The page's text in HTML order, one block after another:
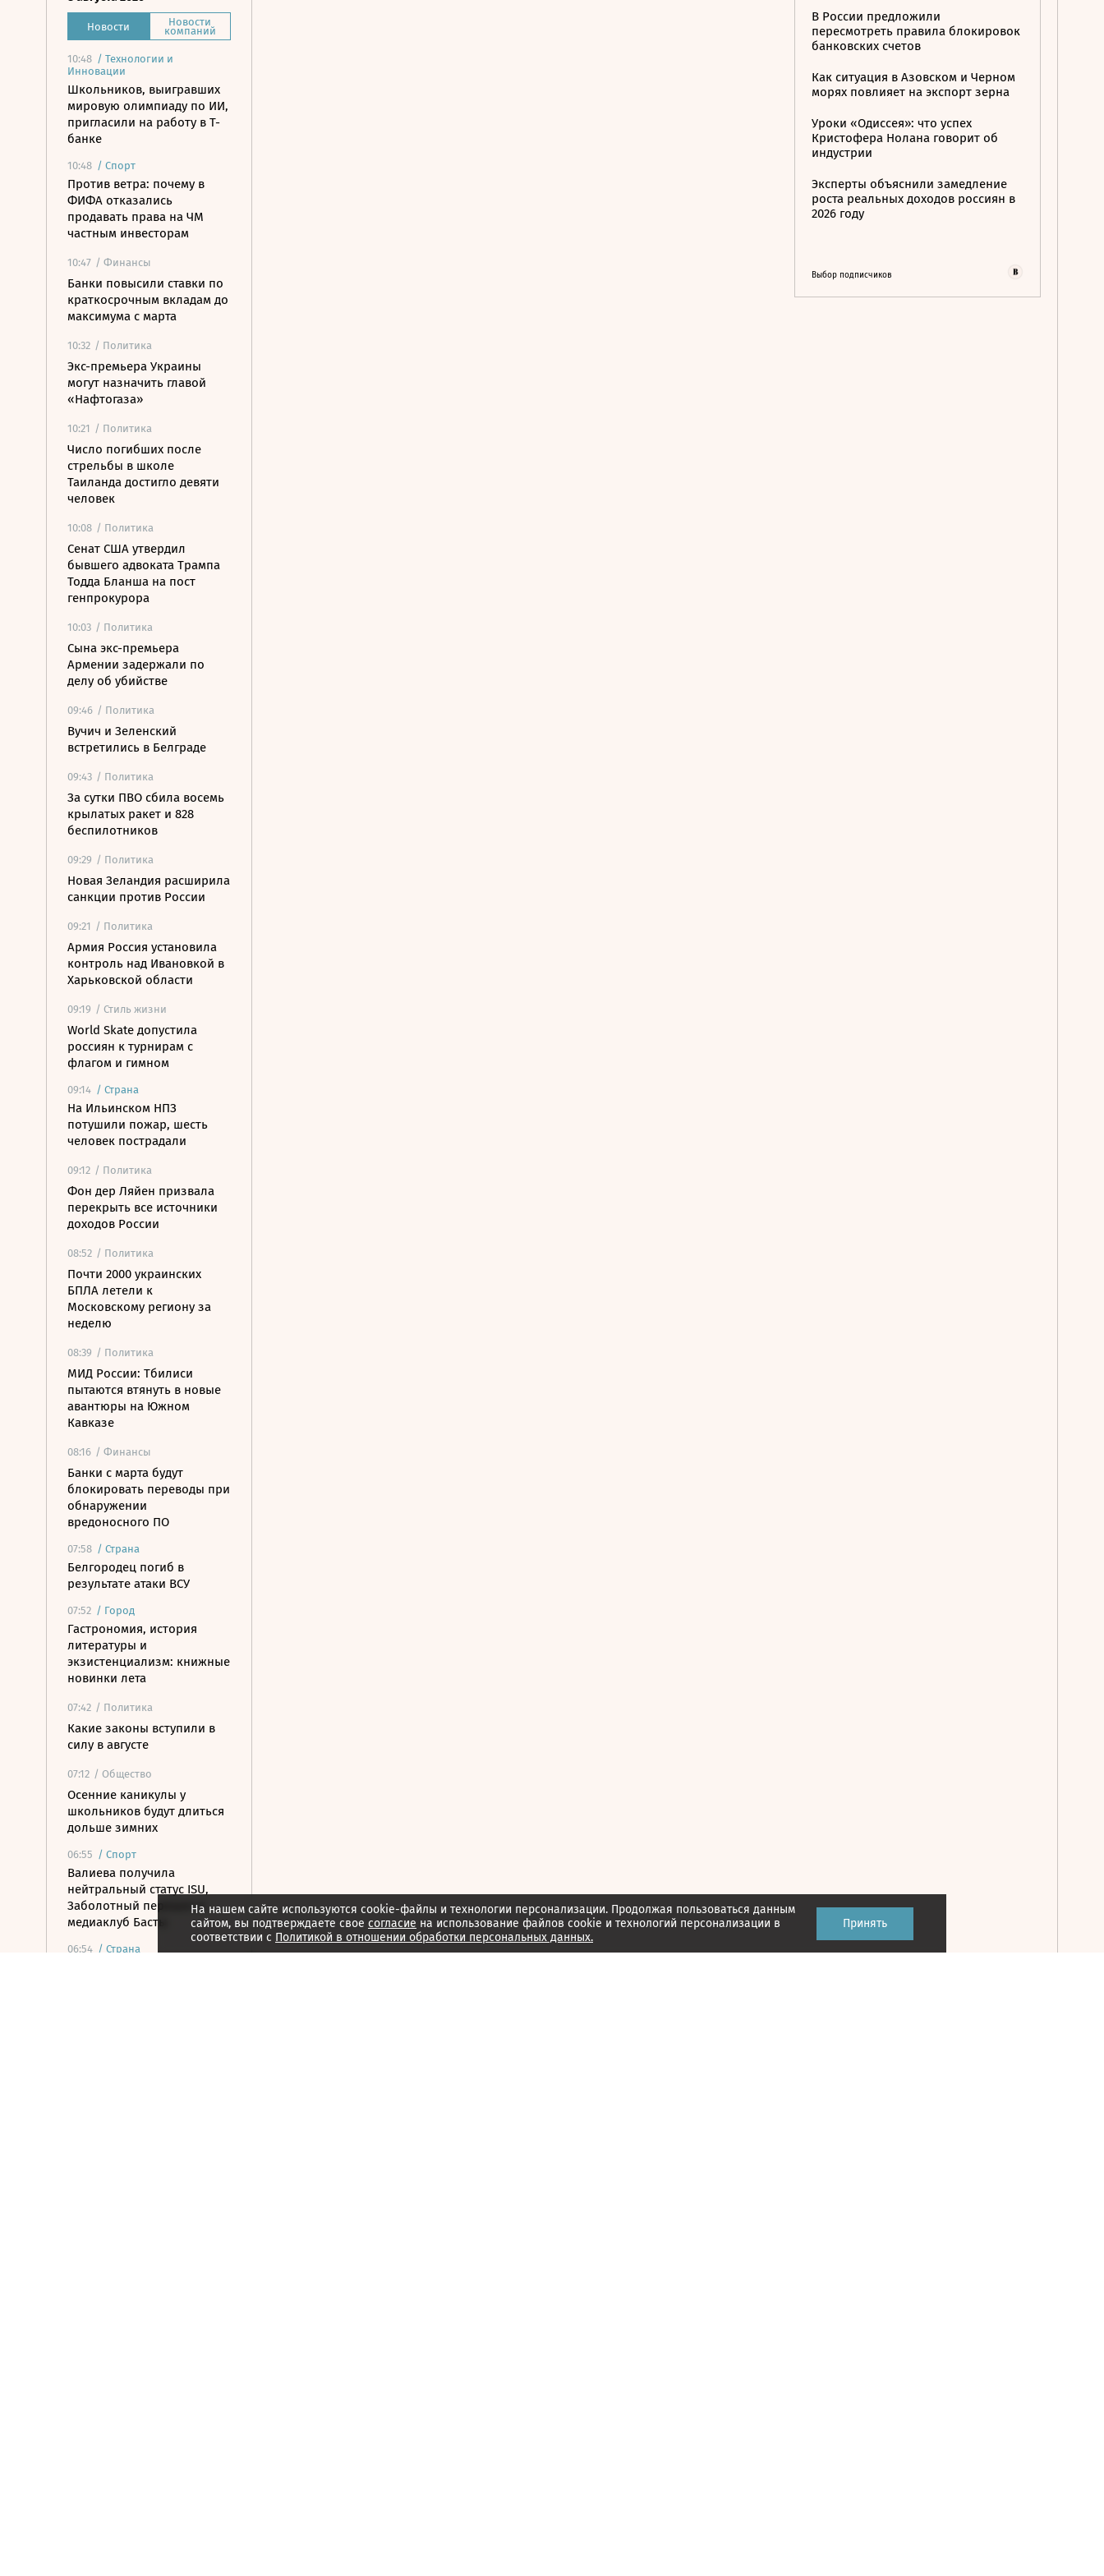
Новости Новости
компаний
10:48 / Технологии и
Инновации
Школьников, выигравших
мировую олимпиаду по ИИ,
пригласили на работу в Т-
банке
10:48 / Спорт
Против ветра: почему в
ФИФА отказались
продавать права на ЧМ
частным инвесторам
10:47 / Финансы
Банки повысили ставки по
краткосрочным вкладам до
максимума с марта
10:32 / Политика
Экс-премьера Украины
могут назначить главой
«Нафтогаза»
10:21 / Политика
Число погибших после
стрельбы в школе
Таиланда достигло девяти
человек
10:08 / Политика
Сенат США утвердил
бывшего адвоката Трампа
Тодда Бланша на пост
генпрокурора
10:03 / Политика
Сына экс-премьера
Армении задержали по
делу об убийстве
09:46 / Политика
Вучич и Зеленский
встретились в Белграде
09:43 / Политика
За сутки ПВО сбила восемь
крылатых ракет и 828
беспилотников
09:29 / Политика
Новая Зеландия расширила
санкции против России
09:21 / Политика
Армия Россия установила
контроль над Ивановкой в
Харьковской области
09:19 / Стиль жизни
World Skate допустила
россиян к турнирам с
флагом и гимном
09:14 / Страна
На Ильинском НПЗ
потушили пожар, шесть
человек пострадали
09:12 / Политика
Фон дер Ляйен призвала
перекрыть все источники
доходов России
08:52 / Политика
Почти 2000 украинских
БПЛА летели к
Московскому региону за
неделю
08:39 / Политика
МИД России: Тбилиси
пытаются втянуть в новые
авантюры на Южном
Кавказе
08:16 / Финансы
Банки с марта будут
блокировать переводы при
обнаружении
вредоносного ПО
07:58 / Страна
Белгородец погиб в
результате атаки ВСУ
07:52 / Город
Гастрономия, история
литературы и
экзистенциализм: книжные
новинки лета
07:42 / Политика
Какие законы вступили в
силу в августе
07:12 / Общество
Осенние каникулы у
школьников будут длиться
дольше зимних
06:55 / Спорт
Валиева получила
нейтральный статус ISU,
Заболотный перешел в
медиаклуб Басты
06:54 / Страна
В России предложили
пересмотреть правила блокировок
банковских счетов
Как ситуация в Азовском и Черном
морях повлияет на экспорт зерна
Уроки «Одиссея»: что успех
Кристофера Нолана говорит об
индустрии
Эксперты объяснили замедление
роста реальных доходов россиян в
2026 году
Выбор подписчиков
На нашем сайте используются cookie-файлы и технологии персонализации. Продолжая пользоваться данным
сайтом, вы подтверждаете свое согласие на использование файлов cookie и технологий персонализации в
соответствии с Политикой в отношении обработки персональных данных.
Принять